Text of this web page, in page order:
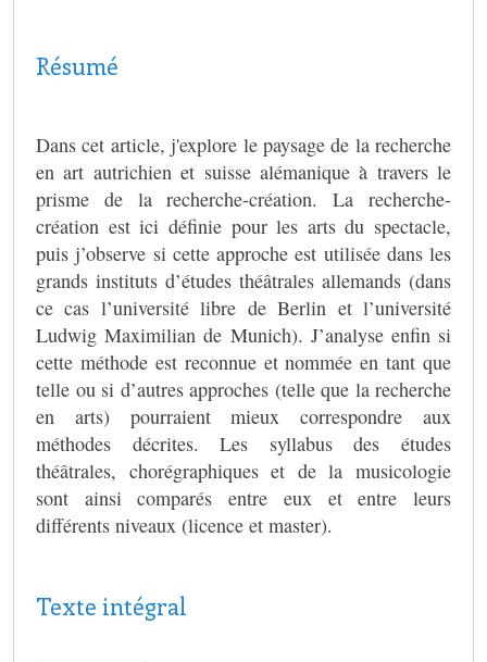
Résumé
Dans cet article, j'explore le paysage de la recherche
en art autrichien et suisse alémanique à travers le
prisme de la recherche-création. La recherche-
création est ici définie pour les arts du spectacle,
puis j’observe si cette approche est utilisée dans les
grands instituts d’études théâtrales allemands (dans
ce cas l’université libre de Berlin et l’université
Ludwig Maximilian de Munich). J’analyse enfin si
cette méthode est reconnue et nommée en tant que
telle ou si d’autres approches (telle que la recherche
en arts) pourraient mieux correspondre aux
méthodes décrites. Les syllabus des études
théâtrales, chorégraphiques et de la musicologie
sont ainsi comparés entre eux et entre leurs
différents niveaux (licence et master).
Texte intégral